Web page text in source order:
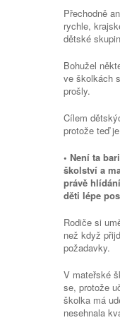
Přechodně
rychle,
dětské
Bohužel
ve školkách
prošly.
Cílem
protože teď
• Není ta
školství a
právě
děti lépe
Rodiče si
než když
požadavky.
V mateřské
se, protože
školka má
nesehnala